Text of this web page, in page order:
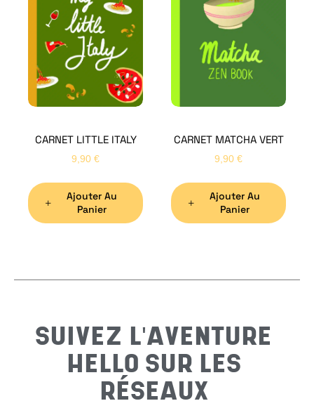
CARNET LITTLE ITALY
9,90 €
Ajouter Au
Panier
CARNET MATCHA VERT
9,90 €
Ajouter Au
Panier
SUIVEZ L'AVENTURE
HELLO SUR LES
RÉSEAUX